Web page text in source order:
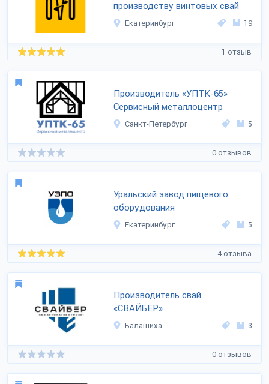
производству винтовых свай
Екатеринбург 19
1 отзыв
Производитель «УПТК-65»
Сервисный металлоцентр
Санкт-Петербург 5
0 отзывов
Уральский завод пищевого
оборудования
Екатеринбург 5
4 отзыва
Производитель свай
«СВАЙБЕР»
Балашиха 3
0 отзывов